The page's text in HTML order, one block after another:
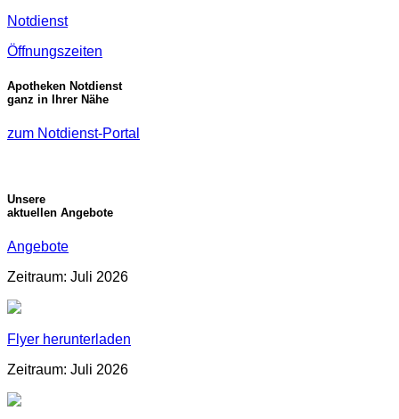
Notdienst
Öffnungszeiten
Apotheken Notdienst
ganz in Ihrer Nähe
zum Notdienst-Portal
Unsere
aktuellen Angebote
Angebote
Zeitraum: Juli 2026
Flyer herunterladen
Zeitraum: Juli 2026